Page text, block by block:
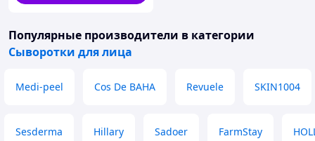
Популярные производители в категории
Сыворотки для лица
Medi-peel Cos De BAHA Revuele SKIN1004
Sesderma Hillary Sadoer FarmStay